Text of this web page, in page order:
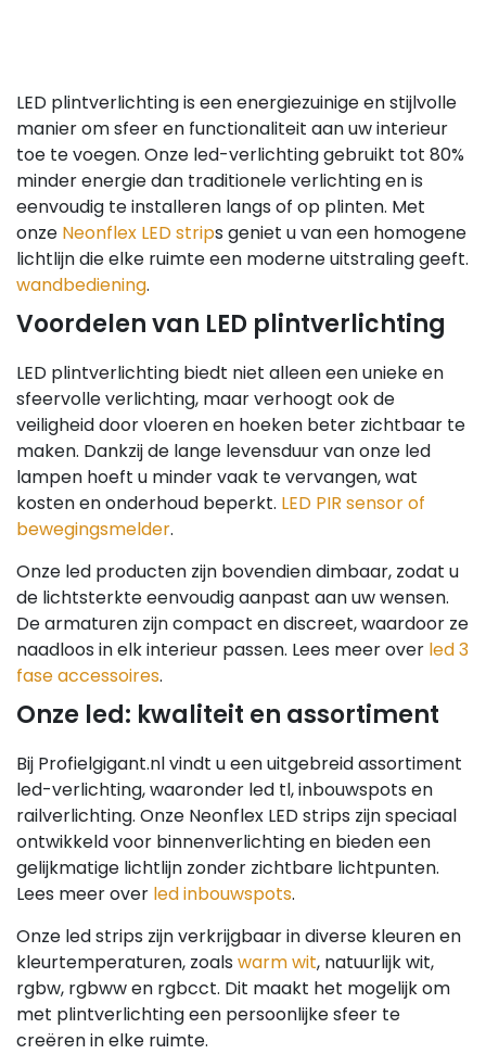
LED plintverlichting is een energiezuinige en stijlvolle
manier om sfeer en functionaliteit aan uw interieur
toe te voegen. Onze led-verlichting gebruikt tot 80%
minder energie dan traditionele verlichting en is
eenvoudig te installeren langs of op plinten. Met
onze Neonflex LED strips geniet u van een homogene
lichtlijn die elke ruimte een moderne uitstraling geeft.
wandbediening.
Voordelen van LED plintverlichting
LED plintverlichting biedt niet alleen een unieke en
sfeervolle verlichting, maar verhoogt ook de
veiligheid door vloeren en hoeken beter zichtbaar te
maken. Dankzij de lange levensduur van onze led
lampen hoeft u minder vaak te vervangen, wat
kosten en onderhoud beperkt. LED PIR sensor of
bewegingsmelder.
Onze led producten zijn bovendien dimbaar, zodat u
de lichtsterkte eenvoudig aanpast aan uw wensen.
De armaturen zijn compact en discreet, waardoor ze
naadloos in elk interieur passen. Lees meer over led 3
fase accessoires.
Onze led: kwaliteit en assortiment
Bij Profielgigant.nl vindt u een uitgebreid assortiment
led-verlichting, waaronder led tl, inbouwspots en
railverlichting. Onze Neonflex LED strips zijn speciaal
ontwikkeld voor binnenverlichting en bieden een
gelijkmatige lichtlijn zonder zichtbare lichtpunten.
Lees meer over led inbouwspots.
Onze led strips zijn verkrijgbaar in diverse kleuren en
kleurtemperaturen, zoals warm wit, natuurlijk wit,
rgbw, rgbww en rgbcct. Dit maakt het mogelijk om
met plintverlichting een persoonlijke sfeer te
creëren in elke ruimte.